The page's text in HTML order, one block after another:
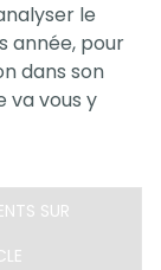
le
année, pour
dans son
va vous y
SUR